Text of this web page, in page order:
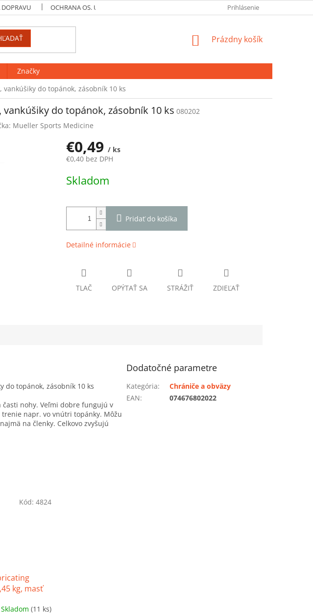
DOPRAVU OCHRANA OS. ÚDAJOV Prihlásenie
NÁKUPNÝ
Prázdny košík
Značky
vankúšiky do topánok, zásobník 10 ks
vankúšiky do topánok, zásobník 10 ks 080202
Mueller Sports Medicine
€0,49 / ks
€0,40 bez DPH
cena:
Skladom
Pridať do košíka
Detailné informácie
TLAČ OPÝTAŤ SA STRÁŽIŤ ZDIEĽAŤ
kg, masť
Skladom (11 ks)
Kód: 4824
do topánok, zásobník 10 ks
nohy. Veľmi dobre fungujú v
napr. vo vnútri topánky. Môžu
na členky. Celkovo zvyšujú
Dodatočné parametre
Kategória:
Chrániče a obväzy
EAN: 074676802022